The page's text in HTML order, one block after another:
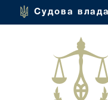
Судова